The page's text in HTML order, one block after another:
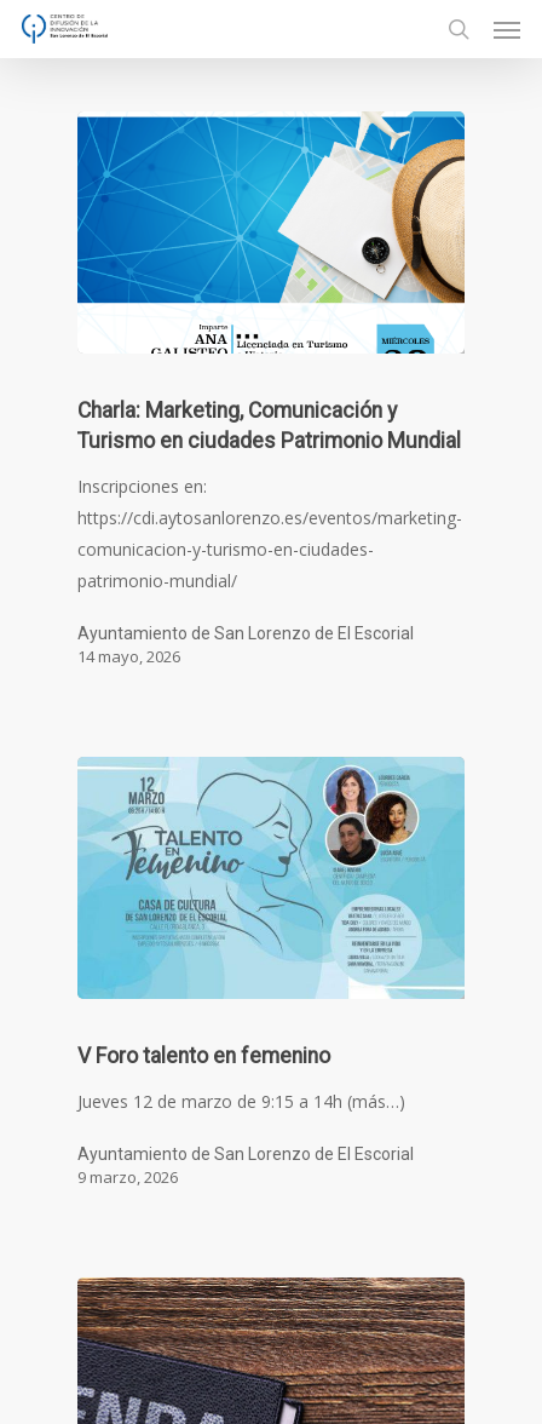
Skip
search
Charla: Marketing, Comunicación y
Turismo en ciudades Patrimonio Mundial
Inscripciones en:
https://cdi.aytosanlorenzo.es/eventos/marketing-
comunicacion-y-turismo-en-ciudades-
patrimonio-mundial/
Ayuntamiento de San Lorenzo de El Escorial
14 mayo, 2026
V Foro talento en femenino
Jueves 12 de marzo de 9:15 a 14h (más…)
Ayuntamiento de San Lorenzo de El Escorial
9 marzo, 2026